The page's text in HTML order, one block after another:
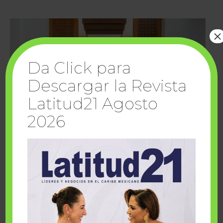
Cuando la solidaridad inspira; cumplen
sueños Fairmont Mayakoba y Make-A-Wish
Da Click para
Descargar la Revista
Latitud21 Agosto
2026
×